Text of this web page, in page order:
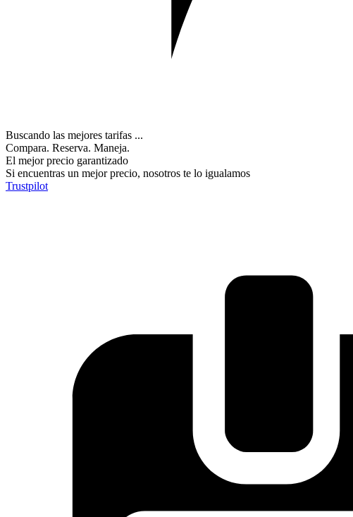
Buscando las mejores tarifas ...
Compara. Reserva. Maneja.
El mejor precio garantizado
Si encuentras un mejor precio, nosotros te lo igualamos
Trustpilot